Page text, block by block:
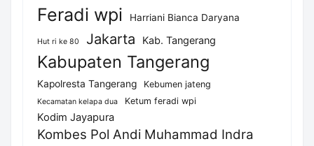
Feradi wpi Harriani Bianca Daryana
Hut ri ke 80 Jakarta Kab. Tangerang
Kabupaten Tangerang
Kapolresta Tangerang Kebumen jateng
Kecamatan kelapa dua Ketum feradi wpi
Kodim Jayapura
Kombes Pol Andi Muhammad Indra